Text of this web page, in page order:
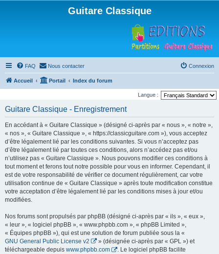
Guitare Classique
FAQ Nous contacter Connexion
Accueil Portail Index du forum
Langue :
Guitare Classique - Enregistrement
En accédant à « Guitare Classique » (désigné ci-après par « nous », « notre »,
« nos », « Guitare Classique », « https://classicguitare.com »), vous acceptez
d’être légalement lié par les conditions suivantes. Si vous n’acceptez pas
d’être légalement lié par toutes ces conditions, alors n’accédez pas et/ou
n’utilisez pas « Guitare Classique ». Nous pouvons modifier ces conditions à
tout moment et ferons tout notre possible pour vous en informer. Cependant, il
est de votre responsabilité de vérifier ce document régulièrement, car votre
utilisation continue de « Guitare Classique » après toute modification constitue
votre acceptation d’être légalement lié par les conditions mises à jour et/ou
modifiées.
Nos forums sont propulsés par phpBB (désigné ci-après par « ils », « eux »,
« leur », « logiciel phpBB », « www.phpbb.com », « phpBB Limited »,
« Équipes phpBB »), qui est une solution de forum publiée sous la «
GNU General Public License v2
» (désignée ci-après par « GPL ») et
téléchargeable depuis www.phpbb.com
. Le logiciel phpBB facilite